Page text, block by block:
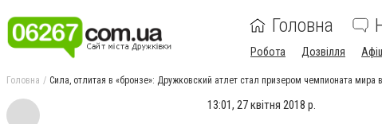
Головна
Робота Дозвілля
Головна Сила, отлитая в «бронзе»: Дружковский атлет стал призером чемпионата
13:01, 27 квітня 2018 р.